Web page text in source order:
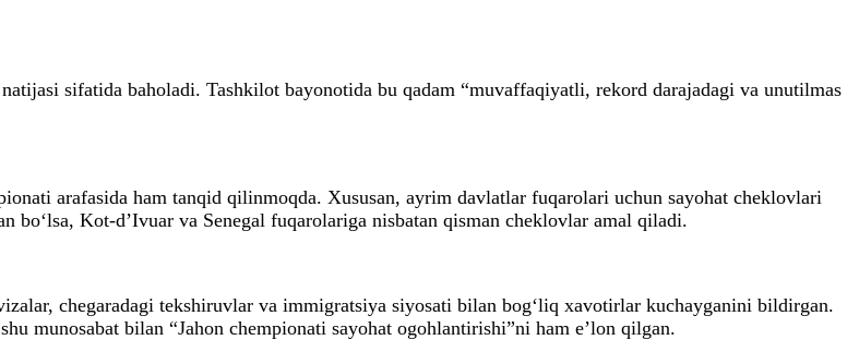
sifatida baholadi. Tashkilot bayonotida bu qadam “muvaffaqiyatli, rekord darajadagi va unutilmas
arafasida ham tanqid qilinmoqda. Xususan, ayrim davlatlar fuqarolari uchun sayohat cheklovlari
Kot-d’Ivuar va Senegal fuqarolariga nisbatan qisman cheklovlar amal qiladi.
chegaradagi tekshiruvlar va immigratsiya siyosati bilan bog‘liq xavotirlar kuchayganini bildirgan.
munosabat bilan “Jahon chempionati sayohat ogohlantirishi”ni ham e’lon qilgan.